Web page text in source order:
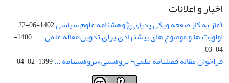
اخبار و اعلانات
آغاز به کار صفحه ویکی پدیای پژوهشنامه علوم سیاسی1402-06-22
اولویت ها و موضوع های پیشنهادی برای تدوین مقاله علمی- ...
1400-
04-03
فراخوان مقاله فصلنامه علمی- پژوهشی «پژوهشنامه ...1399-02-04